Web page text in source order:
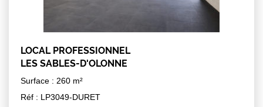
LOCAL PROFESSIONNEL
LES SABLES-D'OLONNE
Surface : 260 m²
Réf : LP3049-DURET